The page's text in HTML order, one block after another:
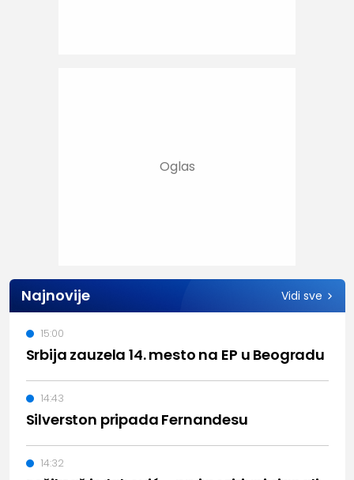
Najnovije Vidi sve
Srbija zauzela 14. mesto na EP u Beogradu
15:00
Silverston pripada Fernandesu
14:43
14:32